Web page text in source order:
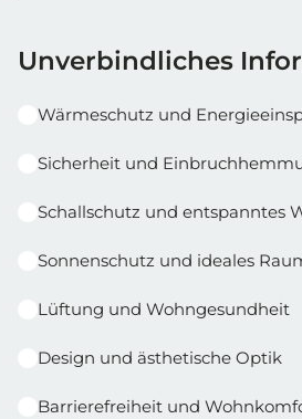
Reihe 1
Reihe 1 | Spalte 1
Unverbindliches
Wärmeschutz und
Sicherheit und
Schallschutz und entspanntes
Sonnenschutz und ideales
Lüftung und Wohngesundheit
Design und ästhetische Optik
Barrierefreiheit und